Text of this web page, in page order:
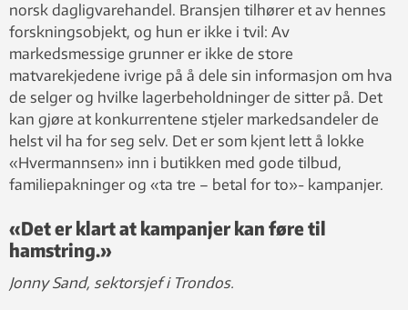
norsk dagligvarehandel. Bransjen tilhører et av hennes
forskningsobjekt, og hun er ikke i tvil: Av
markedsmessige grunner er ikke de store
matvarekjedene ivrige på å dele sin informasjon om hva
de selger og hvilke lagerbeholdninger de sitter på. Det
kan gjøre at konkurrentene stjeler markedsandeler de
helst vil ha for seg selv. Det er som kjent lett å lokke
«Hvermannsen» inn i butikken med gode tilbud,
familiepakninger og «ta tre – betal for to»- kampanjer.
«Det er klart at kampanjer kan føre til
hamstring.»
Jonny Sand, sektorsjef i Trondos.